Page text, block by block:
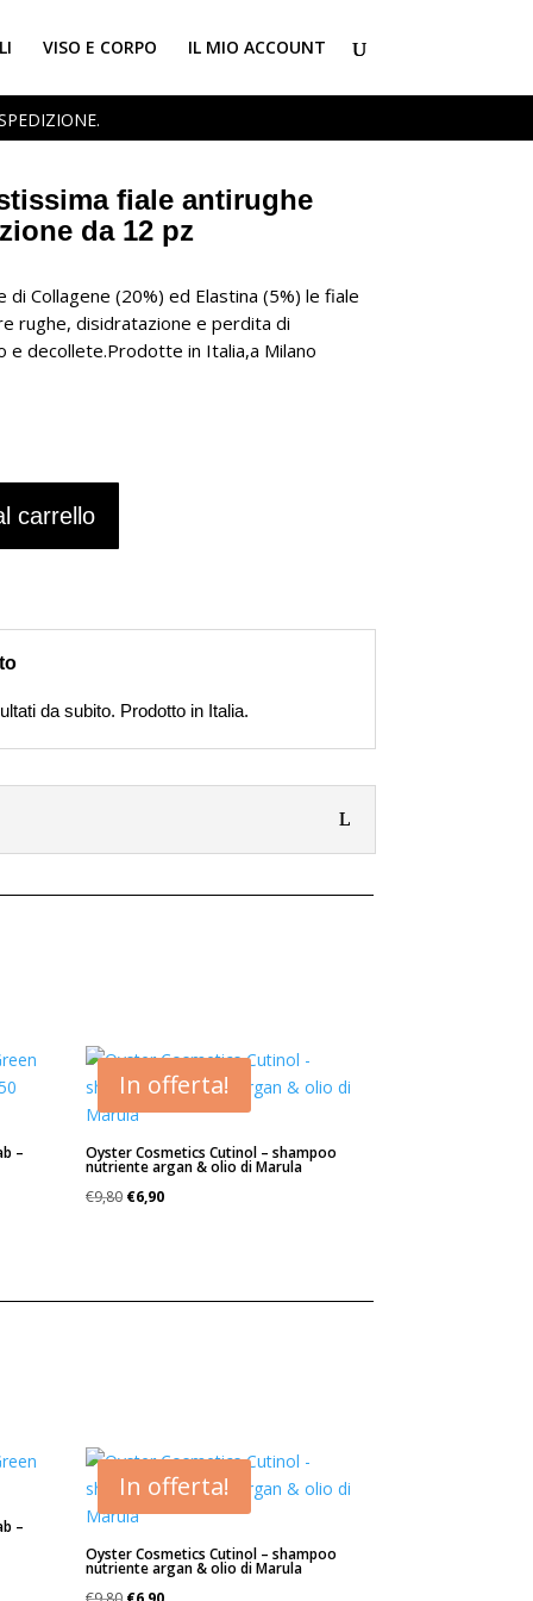
VISO E CORPO IL MIO ACCOUNT
fiale antirughe
da 12 pz
di Collagene (20%) ed Elastina (5%) le fiale
rughe, disidratazione e perdita di
e decollete.Prodotte in Italia,a Milano
carrello
da subito. Prodotto in Italia.
–
In offerta!
Oyster Cosmetics Cutinol – shampoo
nutriente argan & olio di Marula
€9,80 Il
€6,90Il
–
In offerta!
Oyster Cosmetics Cutinol – shampoo
nutriente argan & olio di Marula
Il
Il